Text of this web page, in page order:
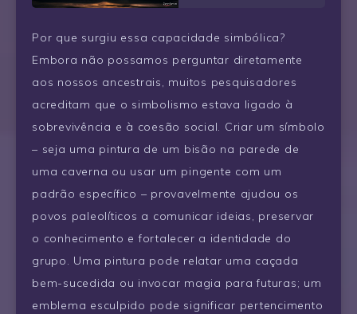
Por que surgiu essa capacidade simbólica?
Embora não possamos perguntar diretamente
aos nossos ancestrais, muitos pesquisadores
acreditam que o simbolismo estava ligado à
sobrevivência e à coesão social. Criar um símbolo
– seja uma pintura de um bisão na parede de
uma caverna ou usar um pingente com um
padrão específico – provavelmente ajudou os
povos paleolíticos a comunicar ideias, preservar
o conhecimento e fortalecer a identidade do
grupo. Uma pintura pode relatar uma caçada
bem-sucedida ou invocar magia para futuras; um
emblema esculpido pode significar pertencimento